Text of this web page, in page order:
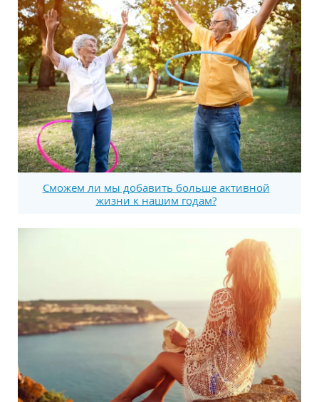
Сможем ли мы добавить больше активной
жизни к нашим годам?